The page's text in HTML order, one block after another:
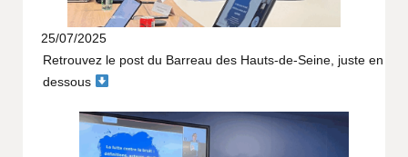
25/07/2025
Retrouvez le post du Barreau des Hauts-de-Seine, juste en
dessous